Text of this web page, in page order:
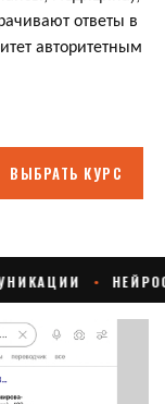
ответы в
авторитетным